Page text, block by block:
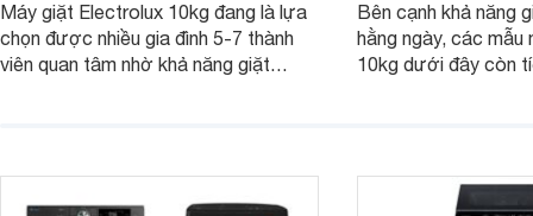
Máy giặt Electrolux 10kg đang là lựa
chọn được nhiều gia đình 5-7 thành
viên quan tâm nhờ khả năng giặt
Bên cạnh khả năng
hằng ngày, các mẫu
10kg dưới đây còn